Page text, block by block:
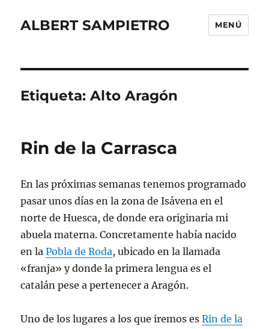
ALBERT SAMPIETRO MENÚ
Etiqueta:Alto Aragón
Rin de la Carrasca
En las próximas semanas tenemos programado
pasar unos días en la zona de Isávena en el
norte de Huesca, de donde era originaria mi
abuela materna. Concretamente había nacido
en laPobla de Roda, ubicado en la llamada
«franja» y donde la primera lengua es el
catalán pese a pertenecer a Aragón.
Uno de los lugares a los que iremos esRin de la